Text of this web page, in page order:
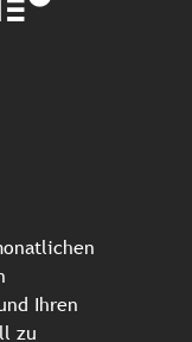
Ihren
zu